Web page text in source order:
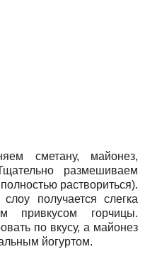
сметану, майонез,
размешиваем
раствориться).
получается слегка
привкусом горчицы.
по вкусу, а майонез
йогуртом.